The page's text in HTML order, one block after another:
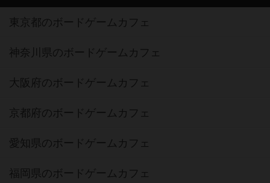
東京都のボードゲームカフェ
神奈川県のボードゲームカフェ
大阪府のボードゲームカフェ
京都府のボードゲームカフェ
愛知県のボードゲームカフェ
福岡県のボードゲームカフェ